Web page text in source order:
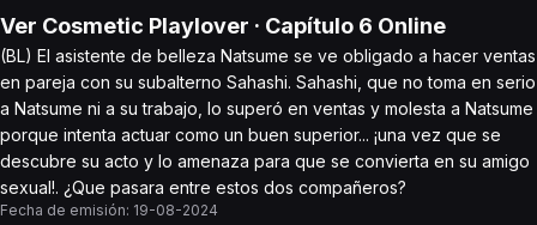
Ver Cosmetic Playlover · Capítulo 6 Online
(BL) El asistente de belleza Natsume se ve obligado a hacer ventas
en pareja con su subalterno Sahashi. Sahashi, que no toma en serio
a Natsume ni a su trabajo, lo superó en ventas y molesta a Natsume
porque intenta actuar como un buen superior... ¡una vez que se
descubre su acto y lo amenaza para que se convierta en su amigo
sexual!. ¿Que pasara entre estos dos compañeros?
Fecha de emisión: 19-08-2024